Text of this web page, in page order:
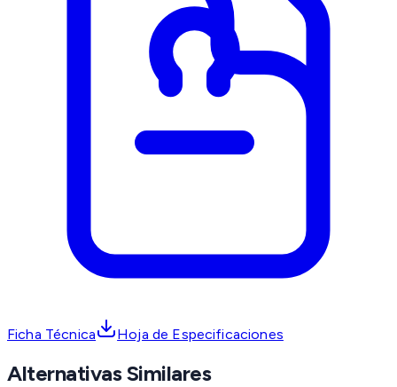
Ficha Técnica Hoja de Especificaciones
Alternativas Similares